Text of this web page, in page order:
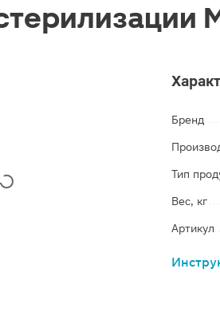
Бренд
Тип
Вес, кг
Артикул